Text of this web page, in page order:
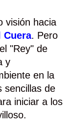
visión hacia
Cuera. Pero
"Rey" de
y
en la
sencillas de
iniciar a los